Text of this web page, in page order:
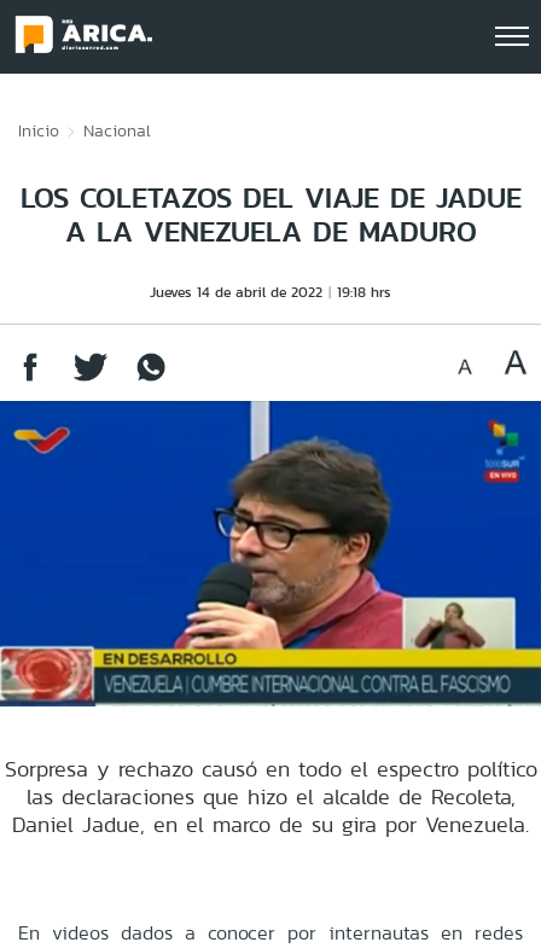
Inicio Nacional
LOS COLETAZOS DEL VIAJE DE JADUE
A LA VENEZUELA DE MADURO
Jueves 14 de abril de 2022 19:18 hrs
Sorpresa y rechazo causó en todo el espectro político
las declaraciones que hizo el alcalde de Recoleta,
Daniel Jadue, en el marco de su gira por Venezuela.
En videos dados a conocer por internautas en redes